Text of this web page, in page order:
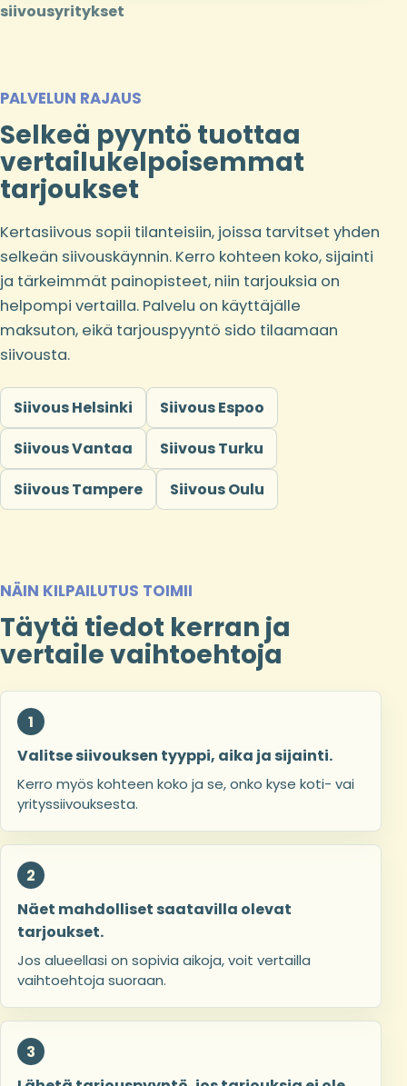
siivousyritykset
PALVELUN RAJAUS
Selkeä pyyntö tuottaa
vertailukelpoisemmat
tarjoukset
Kertasiivous sopii tilanteisiin, joissa tarvitset yhden
selkeän siivouskäynnin. Kerro kohteen koko, sijainti
ja tärkeimmät painopisteet, niin tarjouksia on
helpompi vertailla. Palvelu on käyttäjälle
maksuton, eikä tarjouspyyntö sido tilaamaan
siivousta.
Siivous Helsinki
Siivous Espoo
Siivous Vantaa
Siivous Turku
Siivous Tampere
Siivous Oulu
NÄIN KILPAILUTUS TOIMII
Täytä tiedot kerran ja
vertaile vaihtoehtoja
Valitse siivouksen tyyppi, aika ja sijainti.
Kerro myös kohteen koko ja se, onko kyse koti- vai
yrityssiivouksesta.
Näet mahdolliset saatavilla olevat
tarjoukset.
Jos alueellasi on sopivia aikoja, voit vertailla
vaihtoehtoja suoraan.